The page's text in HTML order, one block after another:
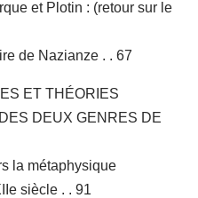
et Plotin : (retour sur le
de Nazianze . . 67
ET THÉORIES
DEUX GENRES DE
la métaphysique
siècle . . 91